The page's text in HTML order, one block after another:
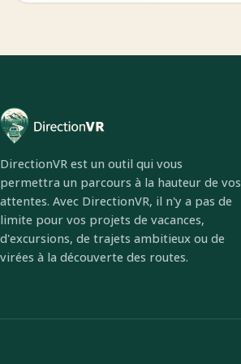
DirectionVR est un outil qui vous
permettra un parcours à la hauteur de vos
attentes. Avec DirectionVR, il n'y a pas de
limite pour vos projets de vacances,
d'excursions, de trajets ambitieux ou de
virées à la découverte des routes.